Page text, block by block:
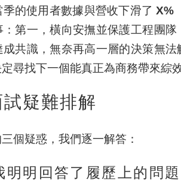
季的使用者數據與營收下滑了 X%
第一，橫向安撫並保護工程團
共識，無奈再高一層的決策無
尋找下一個能真正為商務帶來綜
試疑難排解
個疑惑，我們逐一解答：
明回答了履歷上的問